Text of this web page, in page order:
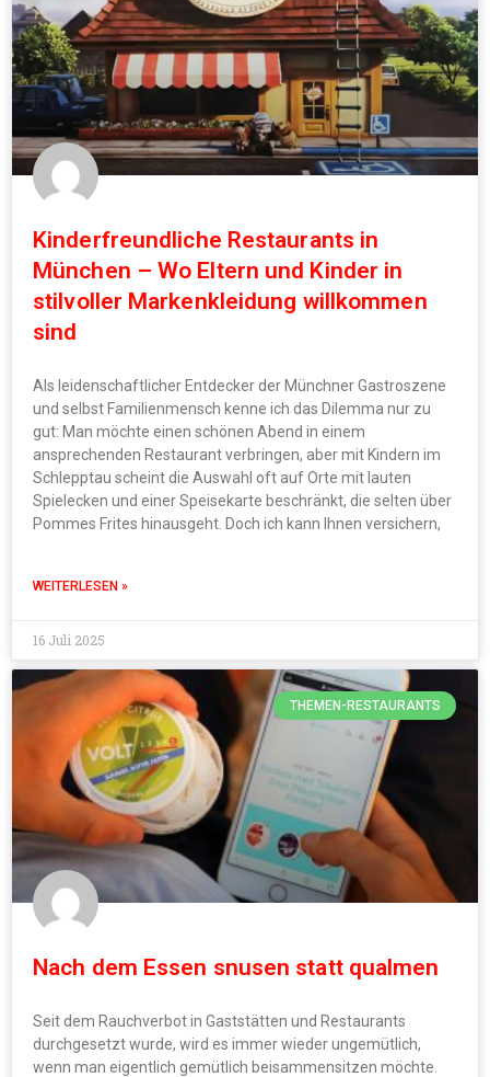
Kinderfreundliche Restaurants in
München – Wo Eltern und Kinder in
stilvoller Markenkleidung willkommen
sind
Als leidenschaftlicher Entdecker der Münchner Gastroszene
und selbst Familienmensch kenne ich das Dilemma nur zu
gut: Man möchte einen schönen Abend in einem
ansprechenden Restaurant verbringen, aber mit Kindern im
Schlepptau scheint die Auswahl oft auf Orte mit lauten
Spielecken und einer Speisekarte beschränkt, die selten über
Pommes Frites hinausgeht. Doch ich kann Ihnen versichern,
WEITERLESEN »
16 Juli 2025
THEMEN-RESTAURANTS
Nach dem Essen snusen statt qualmen
Seit dem Rauchverbot in Gaststätten und Restaurants
durchgesetzt wurde, wird es immer wieder ungemütlich,
wenn man eigentlich gemütlich beisammensitzen möchte.